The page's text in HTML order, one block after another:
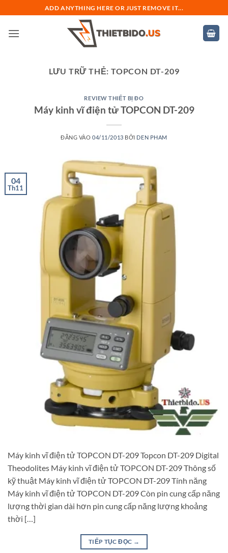
qua
nội
ADD ANYTHING HERE OR JUST REMOVE IT...
LƯU TRỮ THẺ: TOPCON DT-209
REVIEW THIẾT BỊ ĐO
Máy kinh vĩ điện tử TOPCON DT-209
ĐĂNG VÀO04/11/2013 BỞI DEN PHAM
04
Th11
Máy kinh vĩ điện tử TOPCON DT-209 Topcon DT-209 Digital
Theodolites Máy kinh vĩ điện tử TOPCON DT-209 Thông số
kỹ thuật Máy kinh vĩ điện tử TOPCON DT-209 Tính năng
Máy kinh vĩ điện tử TOPCON DT-209 Còn pin cung cấp năng
lượng thời gian dài hơn pin cung cấp năng lượng khoảng
thời […]
TIẾP TỤC ĐỌC →